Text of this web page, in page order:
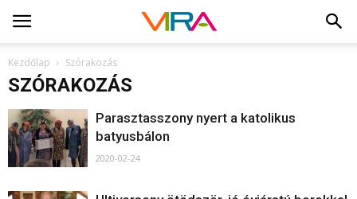
Kezdőlap Szórakozás
SZÓRAKOZÁS
Parasztasszony nyert a katolikus
batyusbálon
2020-02-24